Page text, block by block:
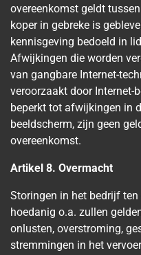
overeenkomst geldt
koper in gebreke is
kennisgeving bedoeld in
Afwijkingen die worden
van gangbare Internet-
veroorzaakt door Internet-
beperkt tot afwijkingen in
beeldscherm, zijn geen
overeenkomst.
Artikel 8. Overmacht
Storingen in het bedrijf
hoedanig o.a. zullen
onlusten, overstroming,
stremmingen in het